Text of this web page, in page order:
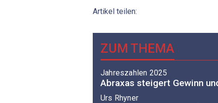
Artikel teilen:
ZUM THEMA
Jahreszahlen 2025
Abraxas steigert Gewinn
Urs Rhyner